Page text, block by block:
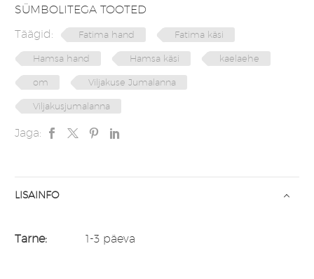
SÜMBOLITEGA TOOTED
Täägid:
Fatima hand Fatima käsi
Hamsa hand Hamsa käsi kaelaehe
om Viljakuse Jumalanna
Viljakusjumalanna
Jaga:
LISAINFO
Tarne: 1-3 päeva